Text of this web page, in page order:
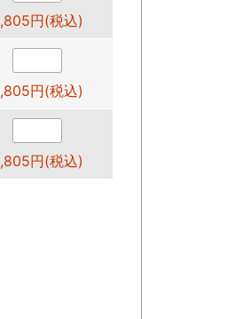
円(税込)
円(税込)
円(税込)